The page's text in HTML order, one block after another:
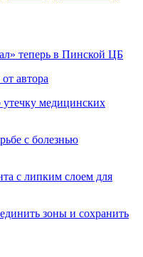
теперь в Пинской ЦБ
автора
медицинских
с болезнью
с липким слоем для
зоны и сохранить